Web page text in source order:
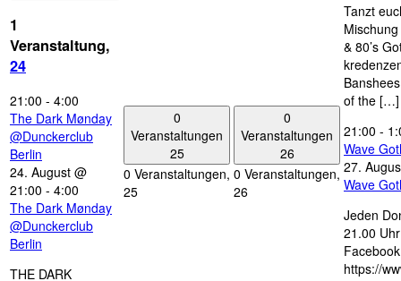
1
Veranstaltung,
24
21:00 - 4:00
The Dark Mønday
@Dunckerclub
Berlin
24. August @
21:00 - 4:00
The Dark Mønday
@Dunckerclub
Berlin
THE DARK
0
Veranstaltungen
25
0 Veranstaltungen,
25
0
Veranstaltungen
26
0 Veranstaltungen,
26
Tanzt
& 80’s
of the […]
21:00 -
Wave
27.
Wave
Jeden
21.00
https://